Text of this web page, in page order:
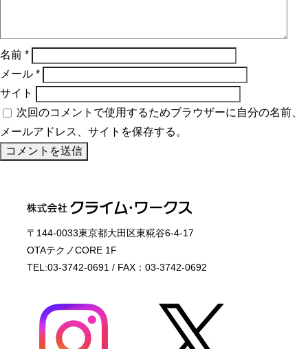
名前 *
メール *
サイト
次回のコメントで使用するためブラウザーに自分の名前、
メールアドレス、サイトを保存する。
〒144-0033東京都大田区東糀谷6-4-17
OTAテクノCORE 1F
TEL:03-3742-0691 / FAX：03-3742-0692